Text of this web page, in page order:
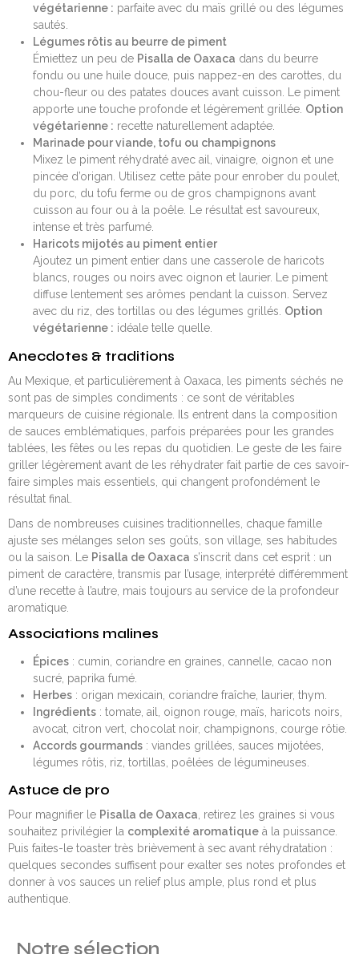
végétarienne : parfaite avec du maïs grillé ou des légumes
sautés.
Légumes rôtis au beurre de piment
Émiettez un peu de Pisalla de Oaxaca dans du beurre
fondu ou une huile douce, puis nappez-en des carottes, du
chou-fleur ou des patates douces avant cuisson. Le piment
apporte une touche profonde et légèrement grillée. Option
végétarienne : recette naturellement adaptée.
Marinade pour viande, tofu ou champignons
Mixez le piment réhydraté avec ail, vinaigre, oignon et une
pincée d’origan. Utilisez cette pâte pour enrober du poulet,
du porc, du tofu ferme ou de gros champignons avant
cuisson au four ou à la poêle. Le résultat est savoureux,
intense et très parfumé.
Haricots mijotés au piment entier
Ajoutez un piment entier dans une casserole de haricots
blancs, rouges ou noirs avec oignon et laurier. Le piment
diffuse lentement ses arômes pendant la cuisson. Servez
avec du riz, des tortillas ou des légumes grillés. Option
végétarienne : idéale telle quelle.
Anecdotes & traditions
Au Mexique, et particulièrement à Oaxaca, les piments séchés ne
sont pas de simples condiments : ce sont de véritables
marqueurs de cuisine régionale. Ils entrent dans la composition
de sauces emblématiques, parfois préparées pour les grandes
tablées, les fêtes ou les repas du quotidien. Le geste de les faire
griller légèrement avant de les réhydrater fait partie de ces savoir-
faire simples mais essentiels, qui changent profondément le
résultat final.
Dans de nombreuses cuisines traditionnelles, chaque famille
ajuste ses mélanges selon ses goûts, son village, ses habitudes
ou la saison. Le Pisalla de Oaxaca s’inscrit dans cet esprit : un
piment de caractère, transmis par l’usage, interprété différemment
d’une recette à l’autre, mais toujours au service de la profondeur
aromatique.
Associations malines
Épices: cumin, coriandre en graines, cannelle, cacao non
sucré, paprika fumé.
Herbes: origan mexicain, coriandre fraîche, laurier, thym.
Ingrédients: tomate, ail, oignon rouge, maïs, haricots noirs,
avocat, citron vert, chocolat noir, champignons, courge rôtie.
Accords gourmands: viandes grillées, sauces mijotées,
légumes rôtis, riz, tortillas, poêlées de légumineuses.
Astuce de pro
Pour magnifier le Pisalla de Oaxaca , retirez les graines si vous
souhaitez privilégier la complexité aromatique à la puissance.
Puis faites-le toaster très brièvement à sec avant réhydratation :
quelques secondes suffisent pour exalter ses notes profondes et
donner à vos sauces un relief plus ample, plus rond et plus
authentique.
Notre sélection